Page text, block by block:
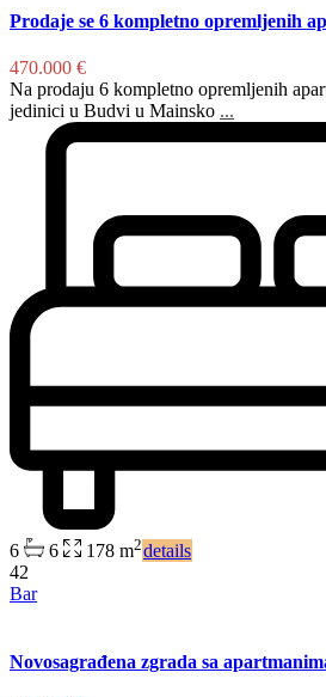
Prodaje se 6 kompletno opremljenih
470.000 €
Na prodaju 6 kompletno opremljenih
jedinici u Budvi u Mainsko ...
6 6 178 m2details
42
Bar
Novosagrađena zgrada sa